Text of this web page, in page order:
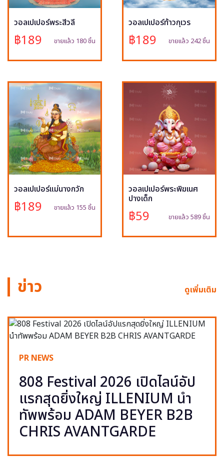
วอลเปเปอร์พระสีวลี
฿189 ขายแล้ว 180 ชิ้น
วอลเปเปอร์ท้าวกุเวร
฿189 ขายแล้ว 242 ชิ้น
วอลเปเปอร์แม่นางกวัก
฿189 ขายแล้ว 155 ชิ้น
วอลเปเปอร์พระพิฆเนศ
ปางเด็ก
฿59 ขายแล้ว 589 ชิ้น
ข่าว ดูเพิ่มเติม
PR NEWS
808 Festival 2026 เปิดไลน์อัป
แรกสุดยิ่งใหญ่ ILLENIUM นำ
ทัพพร้อม ADAM BEYER B2B
CHRIS AVANTGARDE